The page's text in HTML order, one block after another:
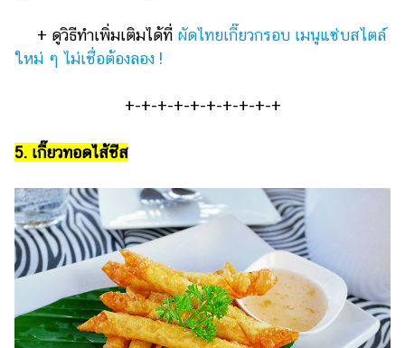
+ ดูวิธีทำเพิ่มเติมได้ที่ ผัดไทยเกี๊ยวกรอบ เมนูแซ่บสไตล์
ใหม่ ๆ ไม่เชื่อต้องลอง !
+-+-+-+-+-+-+-+-+-+
5. เกี๊ยวทอดไส้ชีส